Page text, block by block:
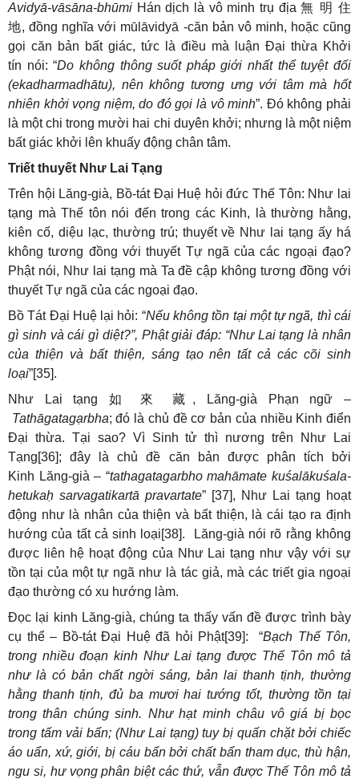
Avidyā-vāsāna-bhūmi Hán dịch là vô minh trụ địa無 明 住
地, đồng nghĩa với mūlāvidyā -căn bản vô minh, hoặc cũng
gọi căn bản bất giác, tức là điều mà luận Đại thừa Khởi
tín nói: “Do không thông suốt pháp giới nhất thể tuyệt đối
(ekadharmadhātu), nên không tương ưng với tâm mà hốt
nhiên khởi vọng niệm, do đó gọi là vô minh”. Đó không phải
là một chi trong mười hai chi duyên khởi; nhưng là một niệm
bất giác khởi lên khuấy động chân tâm.
Triết thuyết Như Lai Tạng
Trên hội Lăng-già, Bồ-tát Đại Huệ hỏi đức Thế Tôn: Như lai
tạng mà Thế tôn nói đến trong các Kinh, là thường hằng,
kiên cố, diệu lạc, thường trú; thuyết về Như lai tạng ấy há
không tương đồng với thuyết Tự ngã của các ngoại đạo?
Phật nói, Như lai tạng mà Ta đề cập không tương đồng với
thuyết Tự ngã của các ngoại đạo.
Bồ Tát Đại Huệ lại hỏi: “Nếu không tồn tại một tự ngã, thì cái
gì sinh và cái gì diệt?”, Phật giải đáp: “Như Lai tạng là nhân
của thiện và bất thiện, sáng tạo nên tất cả các cõi sinh
loại”[35].
Như Lai tạng 如 來 藏 , Lăng-già Phạn ngữ –
Tathāgatagạrbha; đó là chủ đề cơ bản của nhiều Kinh điển
Đại thừa. Tại sao? Vì Sinh tử thì nương trên Như Lai
Tạng[36]; đây là chủ đề căn bản được phân tích bởi
Kinh Lăng-già – “tathagatagarbho mahāmate kuśalākuśala-
hetukaḥ sarvagatikartā pravartate” [37], Như Lai tạng hoạt
động như là nhân của thiện và bất thiện, là cái tạo ra định
hướng của tất cả sinh loại[38]. Lăng-già nói rõ rằng không
được liên hệ hoạt động của Như Lai tạng như vậy với sự
tồn tại của một tự ngã như là tác giả, mà các triết gia ngoại
đạo thường có xu hướng làm.
Đọc lại kinh Lăng-già, chúng ta thấy vấn đề được trình bày
cụ thể – Bồ-tát Đại Huệ đã hỏi Phật[39]: “Bạch Thế Tôn,
trong nhiều đoạn kinh Như Lai tạng được Thế Tôn mô tả
như là có bản chất ngời sáng, bản lai thanh tịnh, thường
hằng thanh tịnh, đủ ba mươi hai tướng tốt, thường tồn tại
trong thân chúng sinh. Như hạt minh châu vô giá bị bọc
trong tấm vải bẩn; (Như Lai tạng) tuy bị quấn chặt bởi chiếc
áo uẩn, xứ, giới, bị cáu bẩn bởi chất bẩn tham dục, thù hận,
ngu si, hư vọng phân biệt các thứ, vẫn được Thế Tôn mô tả